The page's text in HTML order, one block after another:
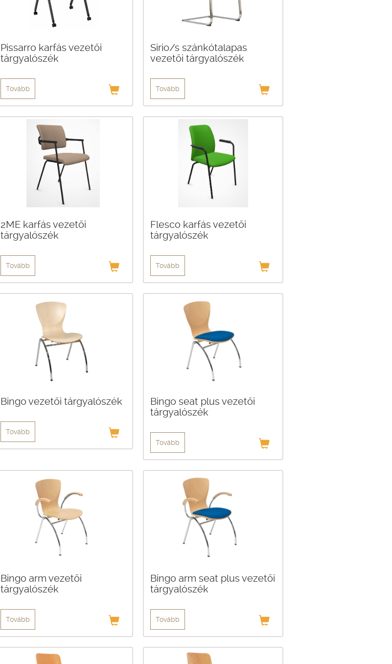
Pissarro karfás vezetői
tárgyalószék
Tovább
Sirio/s szánkótalapas
vezetői tárgyalószék
Tovább
2ME karfás vezetői
tárgyalószék
Tovább
Flesco karfás vezetői
tárgyalószék
Tovább
Bingo vezetői tárgyalószék
Tovább
Bingo seat plus vezetői
tárgyalószék
Tovább
Bingo arm vezetői
tárgyalószék
Tovább
Bingo arm seat plus vezetői
tárgyalószék
Tovább